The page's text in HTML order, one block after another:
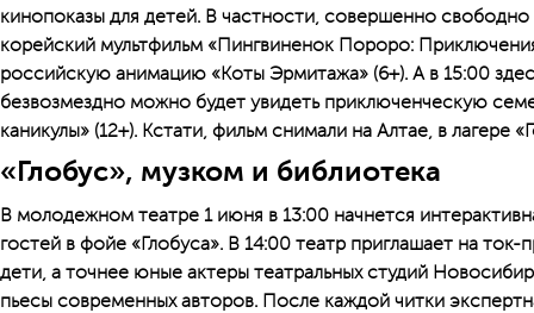
кинопоказы для детей. В частности, совершенно
корейский мультфильм «Пингвиненок Пороро:
российскую анимацию «Коты Эрмитажа» (6+). А в 15:00
безвозмездно можно будет увидеть приключенческую
каникулы» (12+). Кстати, фильм снимали на Алтае, в лагере
«Глобус», музком и библиотека
В молодежном театре 1 июня в 13:00 начнется
гостей в фойе «Глобуса». В 14:00 театр приглашает на
дети, а точнее юные актеры театральных студий
пьесы современных авторов. После каждой читки